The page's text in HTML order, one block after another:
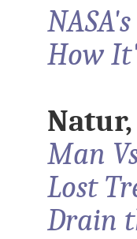
How
Man
Lost
Drain